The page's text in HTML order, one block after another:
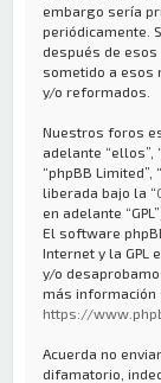
embargo sería
periódicamente.
después de
sometido a esos
y/o reformados.
Nuestros foros
adelante “ellos”,
“phpBB
liberada bajo la “
en adelante
El software
Internet y la GPL
y/o
más información
https://
Acuerda no
difamatorio,